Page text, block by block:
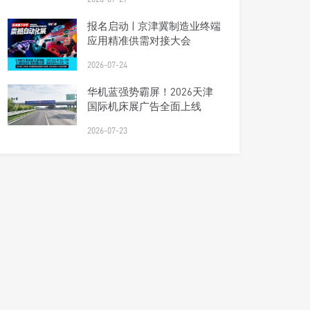
报名启动 | 京津冀制造业终端
应用精准供需对接大会
2026-07-24
华机蓝强势霸屏！2026天津
国际机床展广告全面上线
2026-07-23